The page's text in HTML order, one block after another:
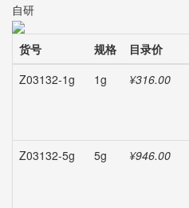
自研
货号 规格 目录价
Z03132-1g
1g ¥316.00
Z03132-5g
5g ¥946.00